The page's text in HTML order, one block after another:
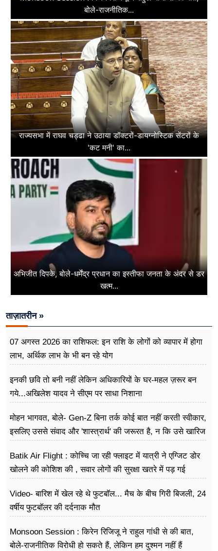
बोले-राजनीतिक...
राज्यसभा में राघव चड्ढा ने उठाया डॉक्टरों-डायग्नोस्टिक सेंटरों के
'कट मनी' का...
अभिजीत दिपके, बोले-धर्मेंद्र प्रधान का इस्तीफा जनता के अंदर से डर
खत्म...
ताज़ातरीन »
07 अगस्त 2026 का राशिफल: इन राशि के लोगों को व्यापार में होगा
लाभ, अर्थिक लाभ के भी बन रहे योग
इनकी छवि तो बनी नहीं लेकिन अधिकारियों के घर-महल ज़रूर बन
गये...अखिलेश यादव ने सीएम पर साधा​ निशाना
मोहन भागवत, बोले- Gen-Z बिना तर्क कोई बात नहीं करती स्वीकार,
इसलिए उससे संवाद और 'शास्त्रार्थ' की जरूरत है, न कि उसे खारिज
Batik Air Flight : कोच्चि जा रही फ्लाइट में यात्री ने एग्जिट डोर
खोलने की कोशिश की , सवार लोगों की सुरक्षा खतरे में पड़ गई
Video- बारिश में खेल रहे थे फुटबॉल... मैच के बीच गिरी बिजली, 24
वर्षीय फुटबॉलर की दर्दनाक मौत
Monsoon Session : किरेन रिजिजू ने राहुल गांधी से की बात,
बोले-राजनीतिक विरोधी हो सकते हैं, लेकिन हम दुश्मन नहीं हैं